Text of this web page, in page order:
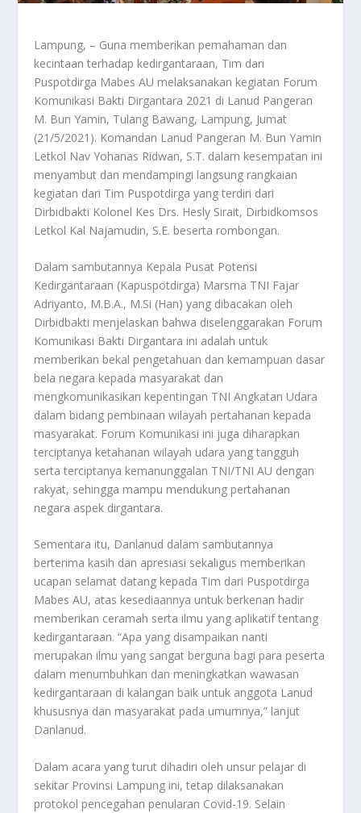
Lampung, – Guna memberikan pemahaman dan
kecintaan terhadap kedirgantaraan, Tim dari
Puspotdirga Mabes AU melaksanakan kegiatan Forum
Komunikasi Bakti Dirgantara 2021 di Lanud Pangeran
M. Bun Yamin, Tulang Bawang, Lampung, Jumat
(21/5/2021). Komandan Lanud Pangeran M. Bun Yamin
Letkol Nav Yohanas Ridwan, S.T. dalam kesempatan ini
menyambut dan mendampingi langsung rangkaian
kegiatan dari Tim Puspotdirga yang terdiri dari
Dirbidbakti Kolonel Kes Drs. Hesly Sirait, Dirbidkomsos
Letkol Kal Najamudin, S.E. beserta rombongan.
Dalam sambutannya Kepala Pusat Potensi
Kedirgantaraan (Kapuspotdirga) Marsma TNI Fajar
Adriyanto, M.B.A., M.Si (Han) yang dibacakan oleh
Dirbidbakti menjelaskan bahwa diselenggarakan Forum
Komunikasi Bakti Dirgantara ini adalah untuk
memberikan bekal pengetahuan dan kemampuan dasar
bela negara kepada masyarakat dan
mengkomunikasikan kepentingan TNI Angkatan Udara
dalam bidang pembinaan wilayah pertahanan kepada
masyarakat. Forum Komunikasi ini juga diharapkan
terciptanya ketahanan wilayah udara yang tangguh
serta terciptanya kemanunggalan TNI/TNI AU dengan
rakyat, sehingga mampu mendukung pertahanan
negara aspek dirgantara.
Sementara itu, Danlanud dalam sambutannya
berterima kasih dan apresiasi sekaligus memberikan
ucapan selamat datang kepada Tim dari Puspotdirga
Mabes AU, atas kesediaannya untuk berkenan hadir
memberikan ceramah serta ilmu yang aplikatif tentang
kedirgantaraan. “Apa yang disampaikan nanti
merupakan ilmu yang sangat berguna bagi para peserta
dalam menumbuhkan dan meningkatkan wawasan
kedirgantaraan di kalangan baik untuk anggota Lanud
khususnya dan masyarakat pada umumnya,” lanjut
Danlanud.
Dalam acara yang turut dihadiri oleh unsur pelajar di
sekitar Provinsi Lampung ini, tetap dilaksanakan
protokol pencegahan penularan Covid-19. Selain